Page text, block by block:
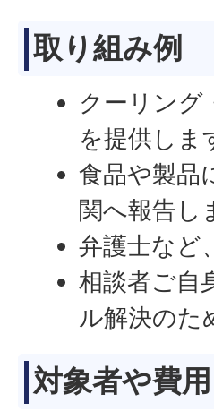
取り組み例
クーリング
を提供しま
食品や製品
関へ報告し
弁護士など
相談者ご自
ル解決のた
対象者や費用